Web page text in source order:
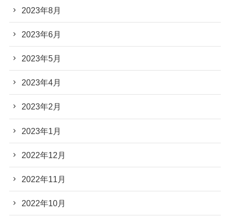
2023年8月
2023年6月
2023年5月
2023年4月
2023年2月
2023年1月
2022年12月
2022年11月
2022年10月